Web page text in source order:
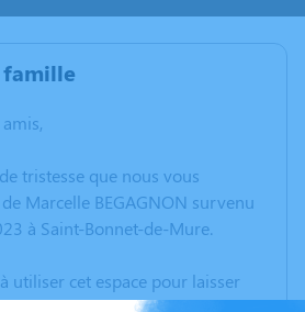
famille
tristesse que nous vous
Marcelle BEGAGNON survenu
à Saint-Bonnet-de-Mure.
utiliser cet espace pour laisser
des photos souvenirs, une